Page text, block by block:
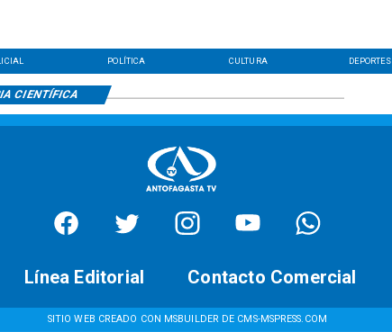
POLÍTICA CULTURA DEPORTES
CIENTÍFICA
SITIO WEB CREADO CON MSBUILDER DE CMS-MSPRESS.COM
Contacto Comercial
Línea Editorial